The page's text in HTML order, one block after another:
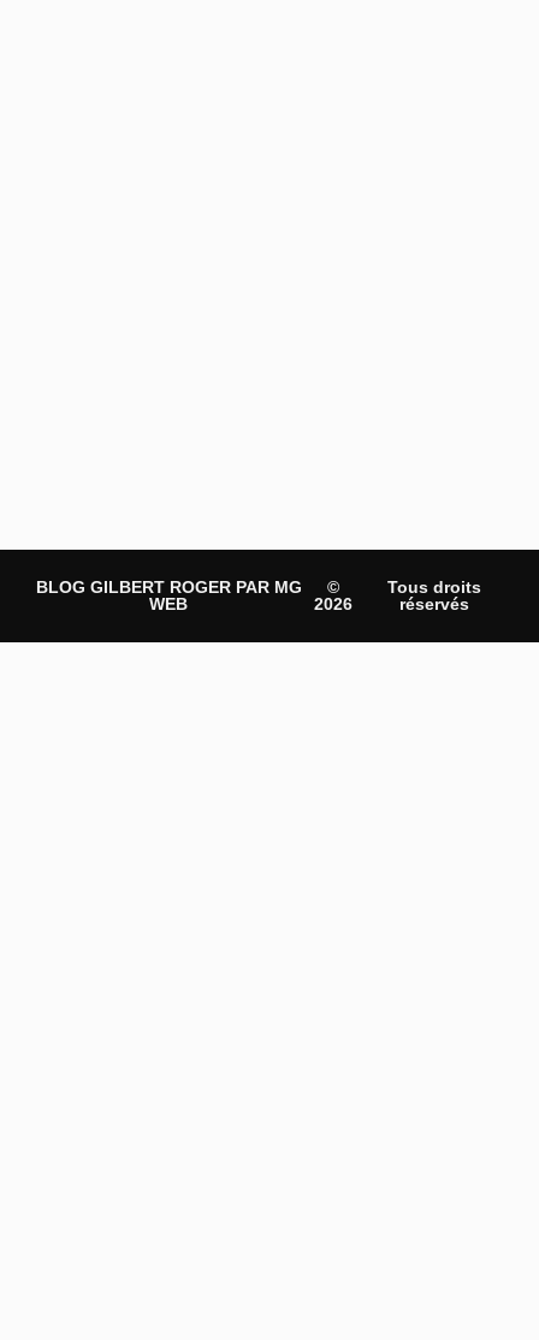
BLOG GILBERT ROGER PAR MG
WEB
©
2026
Tous droits
réservés